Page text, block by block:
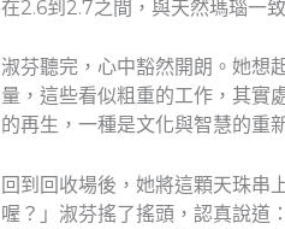
在2.6到2.7之間，與天然瑪瑙一
淑芬聽完，心中豁然開朗。她
量，這些看似粗重的工作，其實
的再生，一種是文化與智慧的重
回到回收場後，她將這顆天珠串
喔？」淑芬搖了搖頭，認真說道